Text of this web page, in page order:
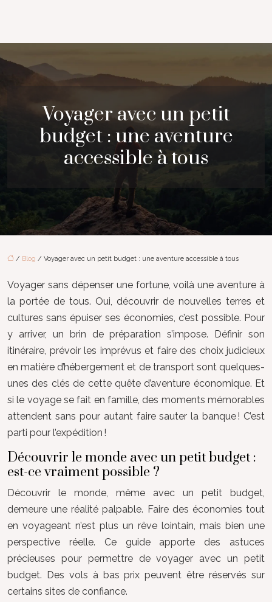
Voyager avec un petit
budget : une aventure
accessible à tous
/ Blog / Voyager avec un petit budget : une aventure accessible à tous
Voyager sans dépenser une fortune, voilà une aventure à
la portée de tous. Oui, découvrir de nouvelles terres et
cultures sans épuiser ses économies, c’est possible. Pour
y arriver, un brin de préparation s’impose. Définir son
itinéraire, prévoir les imprévus et faire des choix judicieux
en matière d’hébergement et de transport sont quelques-
unes des clés de cette quête d’aventure économique. Et
si le voyage se fait en famille, des moments mémorables
attendent sans pour autant faire sauter la banque ! C’est
parti pour l’expédition !
Découvrir le monde avec un petit budget :
est-ce vraiment possible ?
Découvrir le monde, même avec un petit budget,
demeure une réalité palpable. Faire des économies tout
en voyageant n’est plus un rêve lointain, mais bien une
perspective réelle. Ce guide apporte des astuces
précieuses pour permettre de voyager avec un petit
budget. Des vols à bas prix peuvent être réservés sur
certains sites de confiance.